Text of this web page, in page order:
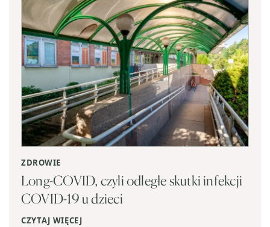
ZDROWIE
Long-COVID, czyli odległe skutki infekcji
COVID-19 u dzieci
CZYTAJ WIĘCEJ